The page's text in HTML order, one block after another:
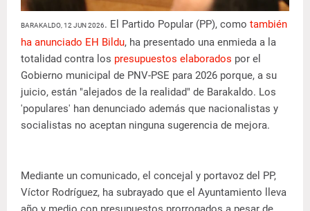
BARAKALDO, 12 JUN 2026. El Partido Popular (PP), como también
ha anunciado EH Bildu, ha presentado una enmieda a la
totalidad contra los presupuestos elaborados por el
Gobierno municipal de PNV-PSE para 2026 porque, a su
juicio, están "alejados de la realidad" de Barakaldo. Los
'populares' han denunciado además que nacionalistas y
socialistas no aceptan ninguna sugerencia de mejora.
Mediante un comunicado, el concejal y portavoz del PP,
Víctor Rodríguez, ha subrayado que el Ayuntamiento lleva